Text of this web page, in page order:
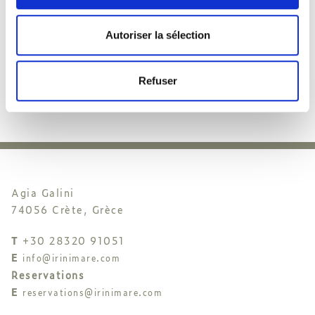
Autoriser la sélection
Refuser
Agia Galini
74056 Crète, Grèce
T +30 28320 91051
E info@irinimare.com
Reservations
E reservations@irinimare.com